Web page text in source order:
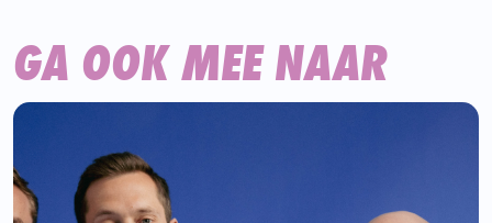
GA OOK MEE NAAR